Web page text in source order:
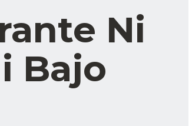
Ni
Bajo